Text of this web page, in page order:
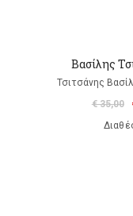
Βασίλης
Τσιτσάνης
€ 35,00